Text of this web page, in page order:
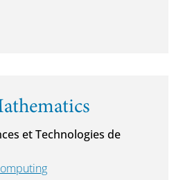
et Technologies de